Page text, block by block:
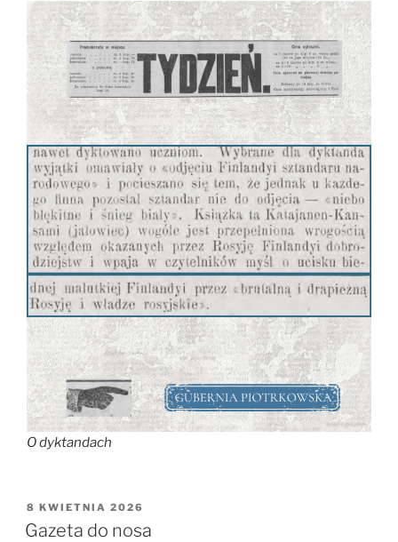
O dyktandach
OPUBLIKOWANE
W
8 KWIETNIA 2026
Gazeta do nosa